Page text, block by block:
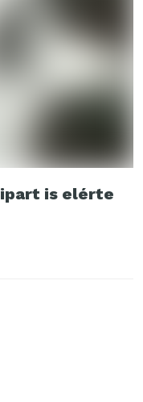
is elérte